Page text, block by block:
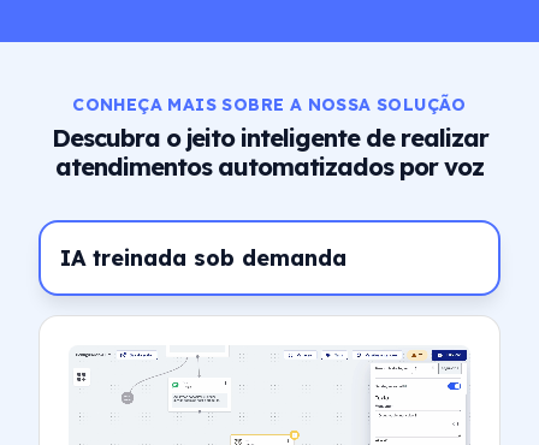
CONHEÇA MAIS SOBRE A NOSSA SOLUÇÃO
Descubra o jeito inteligente de realizar
atendimentos automatizados por voz
IA treinada sob demanda